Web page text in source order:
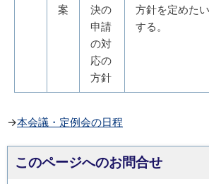
案
決の
申請
の対
応の
方針
方針を定めた
する。
→本会議・定例会の日程
このページへのお問合せ